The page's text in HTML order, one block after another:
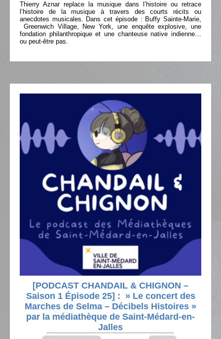
Thierry Aznar replace la musique dans l’histoire ou retrace
l’histoire de la musique à travers des courts récits ou
anecdotes musicales. Dans cet épisode : Buffy Sainte-Marie,
Greenwich Village, New York, une enquête explosive, une
fondation philanthropique et une chanteuse native indienne…
ou peut-être pas.
[PODCAST CHANDAIL & CHIGNON –
Saison 1 Épisode 25] : » Le concert des
Marches de Selma – Décibels Histoires »
par la médiathèque de Saint-Médard-en-
Jalles